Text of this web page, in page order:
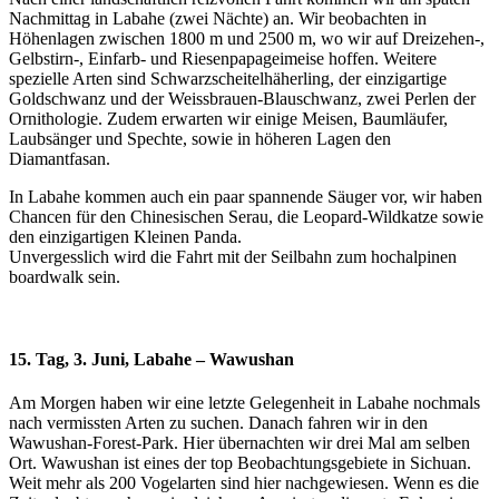
Nachmittag in Labahe (zwei Nächte) an. Wir beobachten in
Höhenlagen zwischen 1800 m und 2500 m, wo wir auf Dreizehen-,
Gelbstirn-, Einfarb- und Riesenpapageimeise hoffen. Weitere
spezielle Arten sind Schwarzscheitelhäherling, der einzigartige
Goldschwanz und der Weissbrauen-Blauschwanz, zwei Perlen der
Ornithologie. Zudem erwarten wir einige Meisen, Baumläufer,
Laubsänger und Spechte, sowie in höheren Lagen den
Diamantfasan.
In Labahe kommen auch ein paar spannende Säuger vor, wir haben
Chancen für den Chinesischen Serau, die Leopard-Wildkatze sowie
den einzigartigen Kleinen Panda.
Unvergesslich wird die Fahrt mit der Seilbahn zum hochalpinen
boardwalk sein.
15. Tag, 3. Juni, Labahe – Wawushan
Am Morgen haben wir eine letzte Gelegenheit in Labahe nochmals
nach vermissten Arten zu suchen. Danach fahren wir in den
Wawushan-Forest-Park. Hier übernachten wir drei Mal am selben
Ort. Wawushan ist eines der top Beobachtungsgebiete in Sichuan.
Weit mehr als 200 Vogelarten sind hier nachgewiesen. Wenn es die